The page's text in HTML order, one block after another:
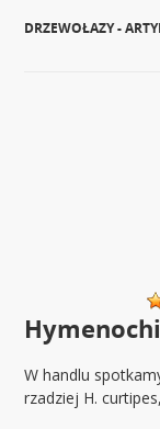
DRZEWOŁAZY -
W handlu
rzadziej H.